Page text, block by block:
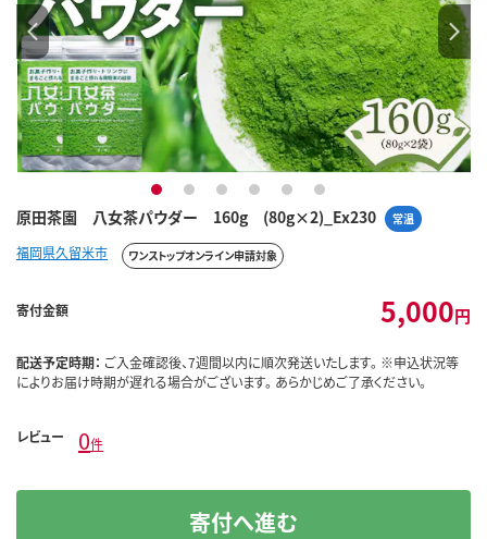
原田茶園 八女茶パウダー 160g (80g×2)_Ex230 常温
1 2 3 4 5 6
福岡県久留米市 ワンストップオンライン申請対象
寄付金額 5,000円
配送予定時期： ご入金確認後、7週間以内に順次発送いたします。 ※申込状況等
によりお届け時期が遅れる場合がございます。 あらかじめご了承ください。
レビュー 0件
寄付へ進む